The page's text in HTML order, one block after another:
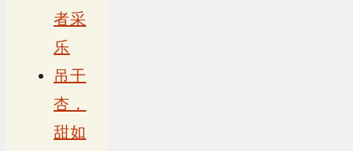
者采
乐
吊干
杏，
甜如